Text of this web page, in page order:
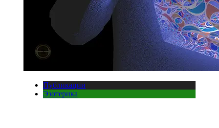
Публикации
Эзотерика